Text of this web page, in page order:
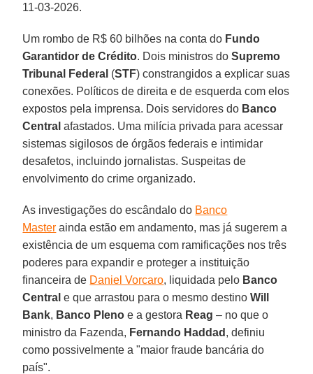
11-03-2026.
Um rombo de R$ 60 bilhões na conta do Fundo
Garantidor de Crédito. Dois ministros doSupremo
Tribunal Federal (STF) constrangidos a explicar suas
conexões. Políticos de direita e de esquerda com elos
expostos pela imprensa. Dois servidores do Banco
Central afastados. Uma milícia privada para acessar
sistemas sigilosos de órgãos federais e intimidar
desafetos, incluindo jornalistas. Suspeitas de
envolvimento do crime organizado.
As investigações do escândalo do Banco
Master ainda estão em andamento, mas já sugerem a
existência de um esquema com ramificações nos três
poderes para expandir e proteger a instituição
financeira de Daniel Vorcaro, liquidada pelo Banco
Central e que arrastou para o mesmo destinoWill
Bank, Banco Pleno e a gestora Reag – no que o
ministro da Fazenda, Fernando Haddad , definiu
como possivelmente a "maior fraude bancária do
país".